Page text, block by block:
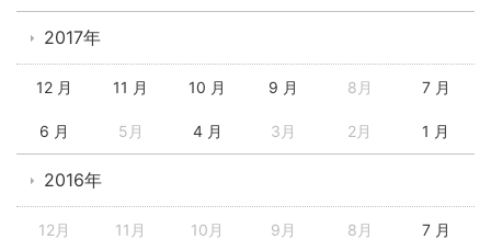
2017年
12 月 11 月 10 月 9 月 8月 7 月
6 月 5月 4 月 3月 2月 1 月
2016年
12月 11月 10月 9月 8月 7 月